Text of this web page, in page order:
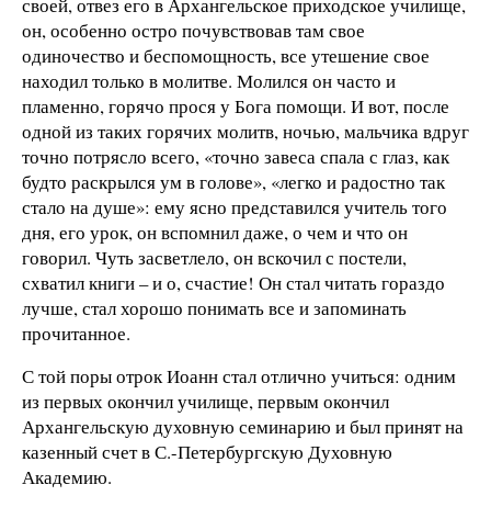
он, особенно остро почувствовав там свое
одиночество и беспомощность, все утешение свое
находил только в молитве. Молился он часто и
пламенно, горячо прося у Бога помощи. И вот, после
одной из таких горячих молитв, ночью, мальчика вдруг
точно потрясло всего, «точно завеса спала с глаз, как
будто раскрылся ум в голове», «легко и радостно так
стало на душе»: ему ясно представился учитель того
дня, его урок, он вспомнил даже, о чем и что он
говорил. Чуть засветлело, он вскочил с постели,
схватил книги – и о, счастие! Он стал читать гораздо
лучше, стал хорошо понимать все и запоминать
прочитанное.
С той поры отрок Иоанн стал отлично учиться: одним
из первых окончил училище, первым окончил
Архангельскую духовную семинарию и был принят на
казенный счет в С.-Петербургскую Духовную
Академию.